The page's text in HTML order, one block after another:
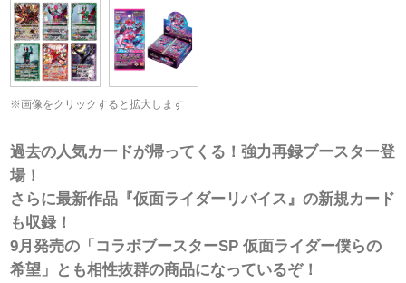
※画像をクリックすると拡大します
過去の人気カードが帰ってくる！強力再録ブースター登
場！
さらに最新作品『仮面ライダーリバイス』の新規カード
も収録！
9月発売の「コラボブースターSP 仮面ライダー僕らの
希望」とも相性抜群の商品になっているぞ！